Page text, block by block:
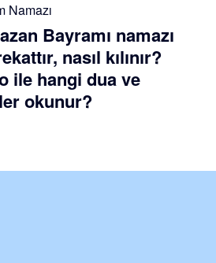
Namazı
Bayramı namazı
nasıl kılınır?
ile hangi dua ve
okunur?